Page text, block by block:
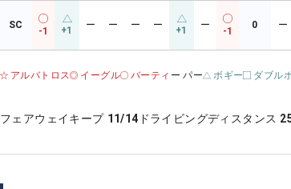
SC
-1 +1 ー ー ー ー +1 ー
-1
0 ー
アルバトロス イーグル バーティ ー パー ボギー ダブル
フェアウェイキープ 11/14 ドライビングディスタンス